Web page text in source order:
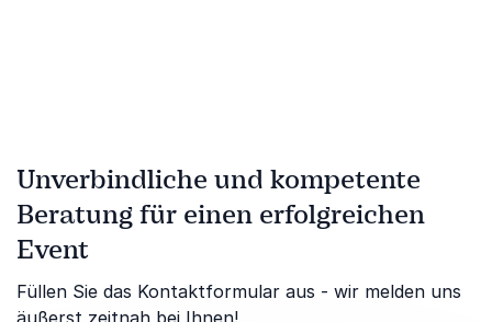
Unverbindliche und kompetente
Beratung für einen erfolgreichen
Event
Füllen Sie das Kontaktformular aus - wir melden uns
äußerst zeitnah bei Ihnen!